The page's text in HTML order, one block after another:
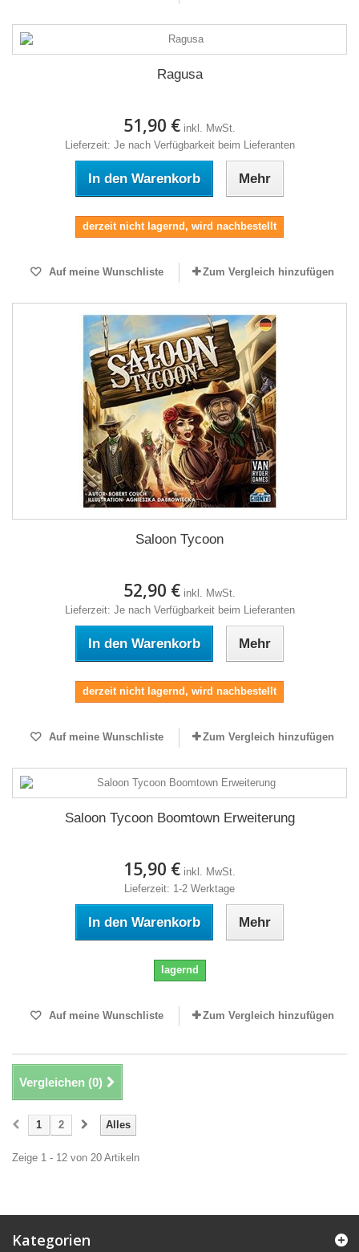
Ragusa
51,90 € inkl. MwSt.
Lieferzeit: Je nach Verfügbarkeit beim Lieferanten
In den Warenkorb Mehr
derzeit nicht lagernd, wird nachbestellt
Auf meine Wunschliste Zum Vergleich hinzufügen
Saloon Tycoon
52,90 € inkl. MwSt.
Lieferzeit: Je nach Verfügbarkeit beim Lieferanten
In den Warenkorb Mehr
derzeit nicht lagernd, wird nachbestellt
Auf meine Wunschliste Zum Vergleich hinzufügen
Saloon Tycoon Boomtown Erweiterung
15,90 € inkl. MwSt.
Lieferzeit: 1-2 Werktage
In den Warenkorb Mehr
lagernd
Auf meine Wunschliste Zum Vergleich hinzufügen
Vergleichen (0)
Alles
1 2
Zeige 1 - 12 von 20 Artikeln
Kategorien